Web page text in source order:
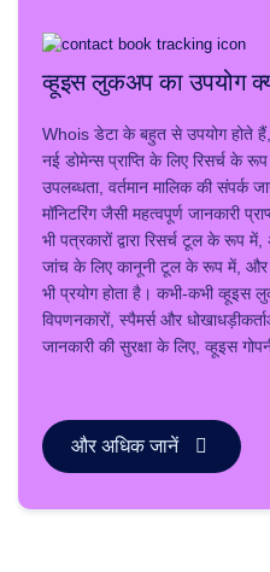
डायनाडॉट
ब्लॉग
भुगतान
विधियाँ
भुगतान
विकल्प
करें
शिक्षा
डोमेन
नाम
की
निवेश
गाइड
सामान्य
व्हूइस लुकअप का उपयोग
Whois डेटा के बहुत से उपयोग होते
नई डोमेन्स प्राप्ति के लिए रिसर्च के
उपलब्धता, वर्तमान मालिक की संपर्क
मॉनिटरिंग जैसी महत्वपूर्ण जानकारी
भी पत्रकारों द्वारा रिसर्च टूल के रूप
जांच के लिए कानूनी टूल के रूप में, और
भी प्रयोग होता है। कभी-कभी व्हूइस
विपणनकारों, स्पैमर्स और
जानकारी की सुरक्षा के लिए, व्हूइस
और अधिक जानें